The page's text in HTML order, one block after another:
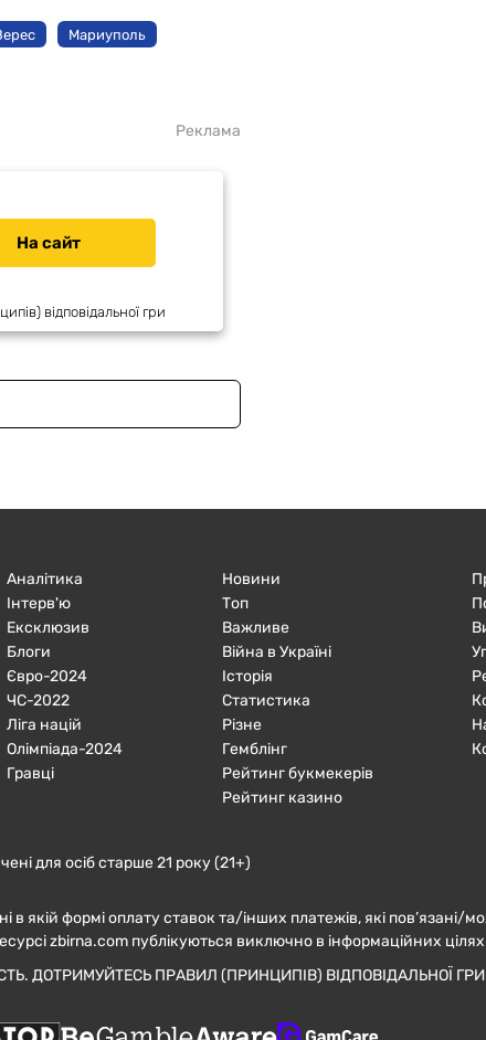
Мариуполь
Реклама
На сайт
відповідальної гри
Аналітика
Інтерв'ю
Ексклюзив
Блоги
Євро-2024
ЧC-2022
Ліга націй
Олімпіада-2024
Гравці
Новини
Топ
Важливе
Війна в Україні
Історія
Статистика
Різне
Гемблінг
Рейтинг букмекерів
Рейтинг казино
для осіб старше 21 року (21+)
якій формі оплату ставок та/інших платежів, які пов’язані/
zbirna.com публікуються виключно в інформаційних
ДОТРИМУЙТЕСЬ ПРАВИЛ (ПРИНЦИПІВ) ВІДПОВІДАЛЬНОЇ